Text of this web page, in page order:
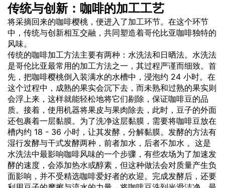
传统与创新：咖啡的加工工艺
将采摘回来的咖啡樱桃，便进入了加工环节。在这个环节
中，传统与创新相互交融，共同塑造着哥伦比亚咖啡独特的
风味。
传统的咖啡加工方法主要有两种：水洗法和日晒法。水洗法
是哥伦比亚最常用的加工方法之一，其过程严谨而细致。首
先，把咖啡樱桃倒入装满水的水槽中，浸泡约 24 小时。在
这个过程中，成熟的果实会沉下去，而未熟和过熟的果实则
会浮上来，这样就能轻松地将它们剔除，保证咖啡豆的品
质。接着，使用机器将果皮与果肉除去，此时，豆子的外面
还包裹着一层黏膜。为了洗净这层黏膜，需要将咖啡豆放在
槽内约 18 - 36 小时，让其发酵，分解黏膜。发酵的方法有
湿行发酵与干式发酵两种，前者加水，后者不加水 。这是
水洗法中最影响咖啡风味的一个步骤，有些农场为了加速发
酵的速度，会添加热水或醇素，但这种做法会对质量产生负
面影响，并不受精选咖啡爱好者的欢迎。完成发酵后，还要